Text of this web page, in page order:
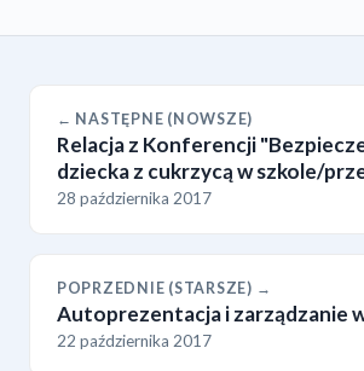
← NASTĘPNE (NOWSZE)
Relacja z Konferencji
dziecka z cukrzycą w szkole/
28 października 2017
POPRZEDNIE (STARSZE) →
Autoprezentacja i zarządzanie
22 października 2017